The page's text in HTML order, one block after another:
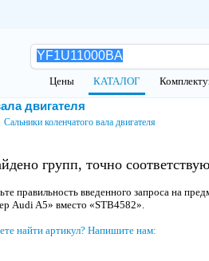
Цены КАТАЛОГ
двигателя
Сальники коленчатого вала двигателя
групп, точно
правильность введенного запроса на
Audi A5» вместо «STB4582».
найти артикул? Напишите нам: